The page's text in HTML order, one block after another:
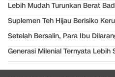
Lebih Mudah Turunkan Berat
Suplemen Teh Hijau Berisiko
Setelah Bersalin, Para Ibu
Generasi Milenial Ternyata Lebih